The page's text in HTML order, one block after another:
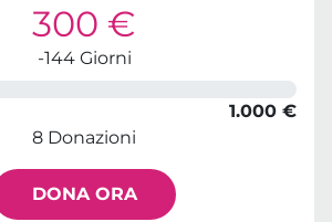
300 €
-144 Giorni
1.000 €
8 Donazioni
DONA ORA